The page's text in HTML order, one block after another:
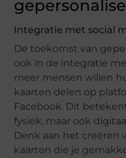
Integratie met social
De toekomst van
ook in de integratie
meer mensen willen
kaarten delen op
Facebook. Dit
fysiek, maar ook
Denk aan het creëren
kaarten die je